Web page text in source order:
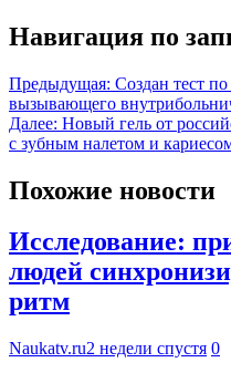
Навигация по
Предыдущая: Создан тест
вызывающего
Далее: Новый гель от
с зубным налетом и
Похожие новости
Исследование:
людей
ритм
Naukatv.ru2 недели спустя 0